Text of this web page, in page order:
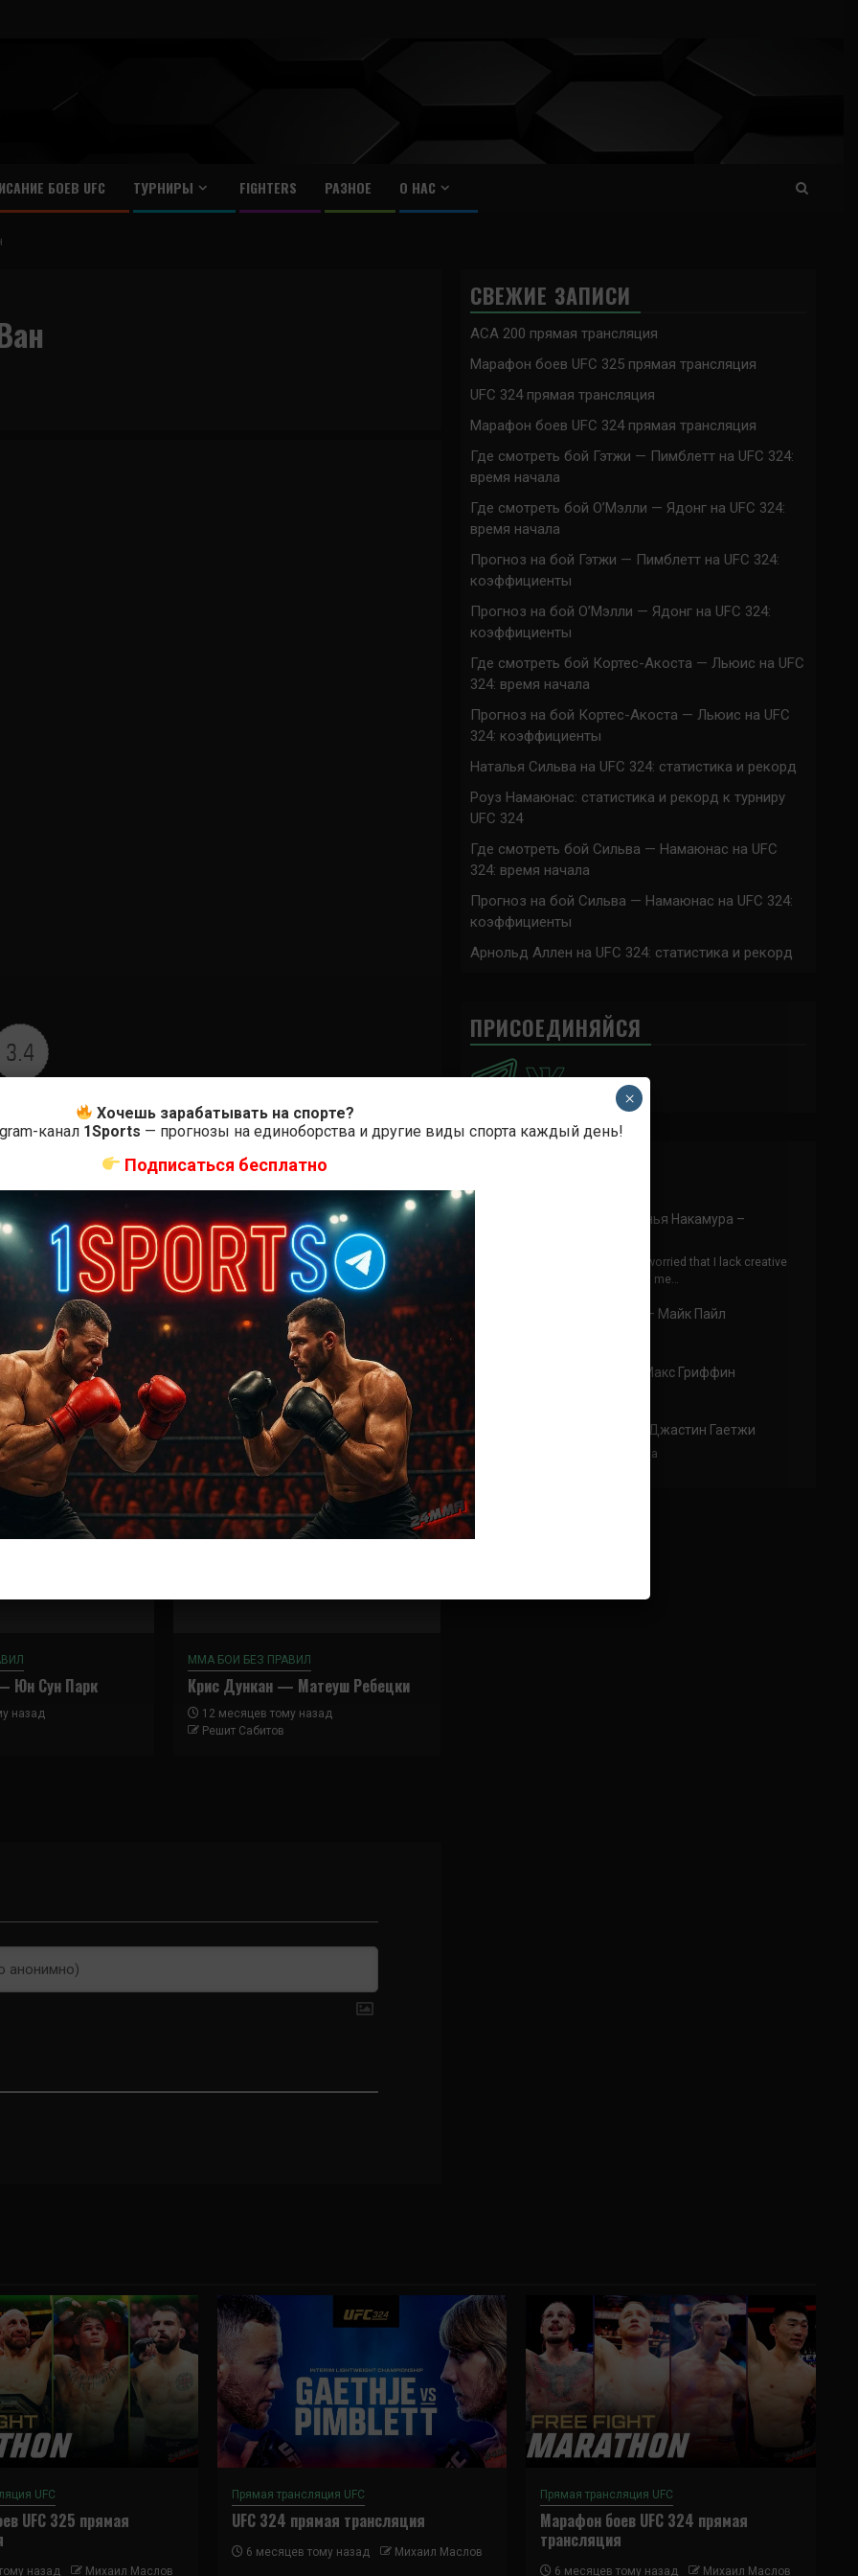
БОЕВ UFC ТУРНИРЫ FIGHTERS РАЗНОЕ О НАС
3.4
самые лучшие и актуальные события и мира
Далее
Абдул Разак Альхассан — Коди Брандейдж
Юн Сун Парк
назад
ММА БОИ БЕЗ ПРАВИЛ
Крис Дункан — Матеуш Ребецки
12 месяцев тому назад
Решит Сабитов
СВЕЖИЕ ЗАПИСИ
ACA 200 прямая трансляция
Марафон боев UFC 325 прямая трансляция
UFC 324 прямая трансляция
Марафон боев UFC 324 прямая трансляция
Где смотреть бой Гэтжи — Пимблетт на UFC 324:
время начала
Где смотреть бой О’Мэлли — Ядонг на UFC 324:
время начала
Прогноз на бой Гэтжи — Пимблетт на UFC 324:
коэффициенты
Прогноз на бой О’Мэлли — Ядонг на UFC 324:
коэффициенты
Где смотреть бой Кортес-Акоста — Льюис на UFC
324: время начала
Прогноз на бой Кортес-Акоста — Льюис на UFC
324: коэффициенты
Наталья Сильва на UFC 324: статистика и рекорд
Роуз Намаюнас: статистика и рекорд к турниру
UFC 324
Где смотреть бой Сильва — Намаюнас на UFC
324: время начала
Прогноз на бой Сильва — Намаюнас на UFC 324:
коэффициенты
Арнольд Аллен на UFC 324: статистика и рекорд
ПРИСОЕДИНЯЙСЯ
Ринья Накамура –
Thank you for your sharing. I am worried that I lack creative
ideas. It is your article that makes me…
Колби Ковингтон — Майк Пайл
Карлос Кондит – Макс Гриффин
Аноним Эдди Альварес — Джастин Гаетжи
Просто что за бой!! Два хищника
UFC
UFC 325 прямая
назад Михаил Маслов
Прямая трансляция UFC
UFC 324 прямая трансляция
6 месяцев тому назад Михаил Маслов
Прямая трансляция UFC
Марафон боев UFC 324 прямая
трансляция
6 месяцев тому назад Михаил Маслов
Хочешь зарабатывать на спорте?
канал 1Sports — прогнозы на единоборства и другие виды спорта каждый день!
Подписаться бесплатно
×